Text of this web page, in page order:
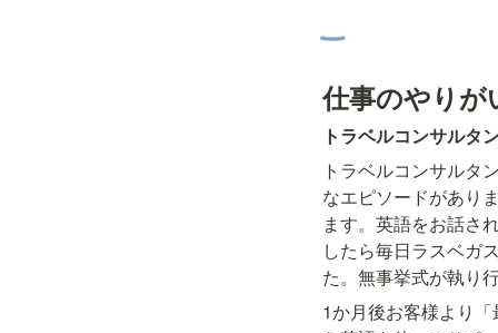
仕事のやりが
トラベルコンサルタ
トラベルコンサルタ
なエピソードがあり
ます。英語をお話さ
したら毎日ラスベガ
た。無事挙式が執り
1か月後お客様より